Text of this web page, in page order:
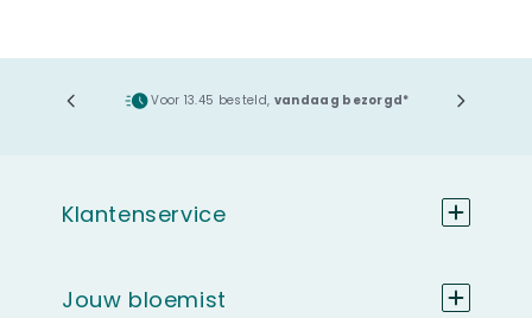
Voor 13.45 besteld, vandaag bezorgd*
Klantenservice
Jouw bloemist